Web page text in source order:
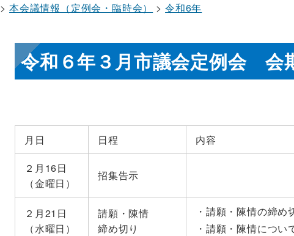
本会議情報（定例会・臨時会）
令和6年
令和６年３月市議会定例会 会
月日 日程
内容
２月16日
（金曜日）
招集告示
２月21日
（水曜日）
請願・陳情
締め切り
請願・陳情の締め
請願・陳情につい